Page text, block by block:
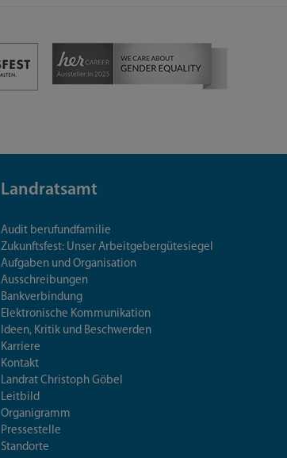
Landratsamt
Audit berufundfamilie
Zukunftsfest: Unser Arbeitgebergütesiegel
Aufgaben und Organisation
Ausschreibungen
Bankverbindung
Elektronische Kommunikation
Ideen, Kritik und Beschwerden
Karriere
Kontakt
Landrat Christoph Göbel
Leitbild
Organigramm
Pressestelle
Standorte